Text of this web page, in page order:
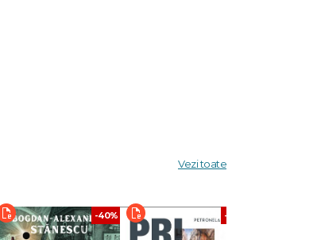
Vezi toate
-40% -40%